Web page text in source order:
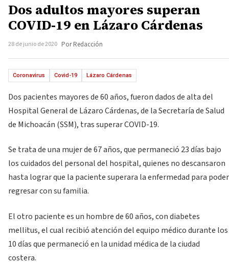
Dos adultos mayores superan
COVID-19 en Lázaro Cárdenas
28 de junio de 2020 Por Redacción
Coronavirus Covid-19 Lázaro Cárdenas
Dos pacientes mayores de 60 años, fueron dados de alta del
Hospital General de Lázaro Cárdenas, de la Secretaría de Salud
de Michoacán (SSM), tras superar COVID-19.
Se trata de una mujer de 67 años, que permaneció 23 días bajo
los cuidados del personal del hospital, quienes no descansaron
hasta lograr que la paciente superara la enfermedad para poder
regresar con su familia.
El otro paciente es un hombre de 60 años, con diabetes
mellitus, el cual recibió atención del equipo médico durante los
10 días que permaneció en la unidad médica de la ciudad
costera.